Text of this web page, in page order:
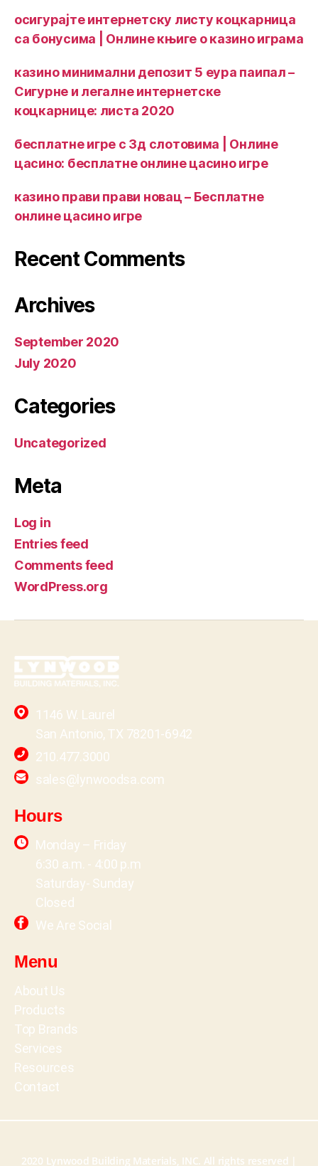
осигурајте интернетску листу коцкарница
са бонусима | Онлине књиге о казино играма
казино минимални депозит 5 еура паипал –
Сигурне и легалне интернетске
коцкарнице: листа 2020
бесплатне игре с 3д слотовима | Онлине
цасино: бесплатне онлине цасино игре
казино прави прави новац – Бесплатне
онлине цасино игре
Recent Comments
Archives
September 2020
July 2020
Categories
Uncategorized
Meta
Log in
Entries feed
Comments feed
WordPress.org
1146 W. Laurel
San Antonio, TX 78201-6942
210.477.3000
sales@lynwoodsa.com
Hours
Monday – Friday
6:30 a.m. - 4:00 p.m
Saturday- Sunday
Closed
We Are Social
Menu
About Us
Products
Top Brands
Services
Resources
Contact
2020 Lynwood Building Materials, INC. All rights reserved |